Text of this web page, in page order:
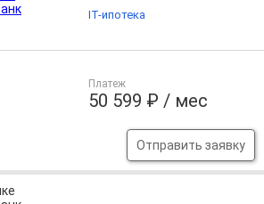
Платеж
50 599 ₽ / мес
Отправить заявку
IT-ипотека